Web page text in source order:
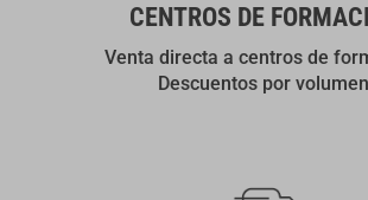
CENTROS DE
Venta directa a centros de
Descuentos por